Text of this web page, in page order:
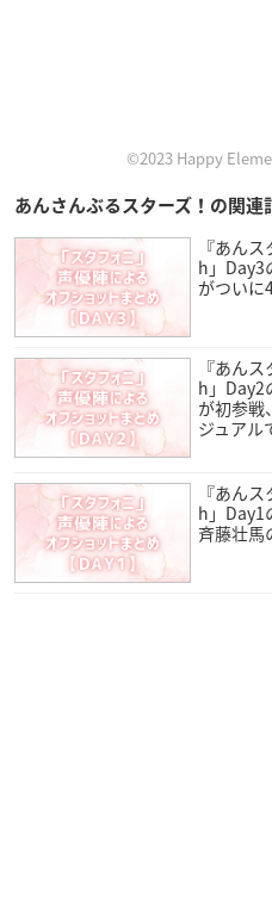
©2023 Happy
あんさんぶるスターズ！の関連
『あん
h」Day3
がついに
『あん
h」Day2
が初参戦
ジュアル
『あん
h」Day1
斉藤壮馬